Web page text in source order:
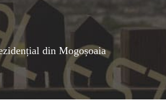
din Mogoșoaia